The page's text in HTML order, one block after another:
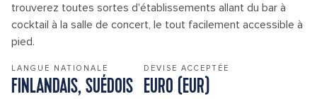
trouverez toutes sortes d'établissements allant du bar à
cocktail à la salle de concert, le tout facilement accessible à
pied.
LANGUE NATIONALE
FINLANDAIS, SUÉDOIS
DEVISE ACCEPTÉE
EURO (EUR)